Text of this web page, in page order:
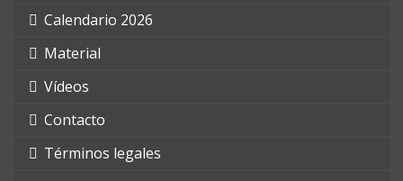
Calendario 2026
Material
Vídeos
Contacto
Términos legales